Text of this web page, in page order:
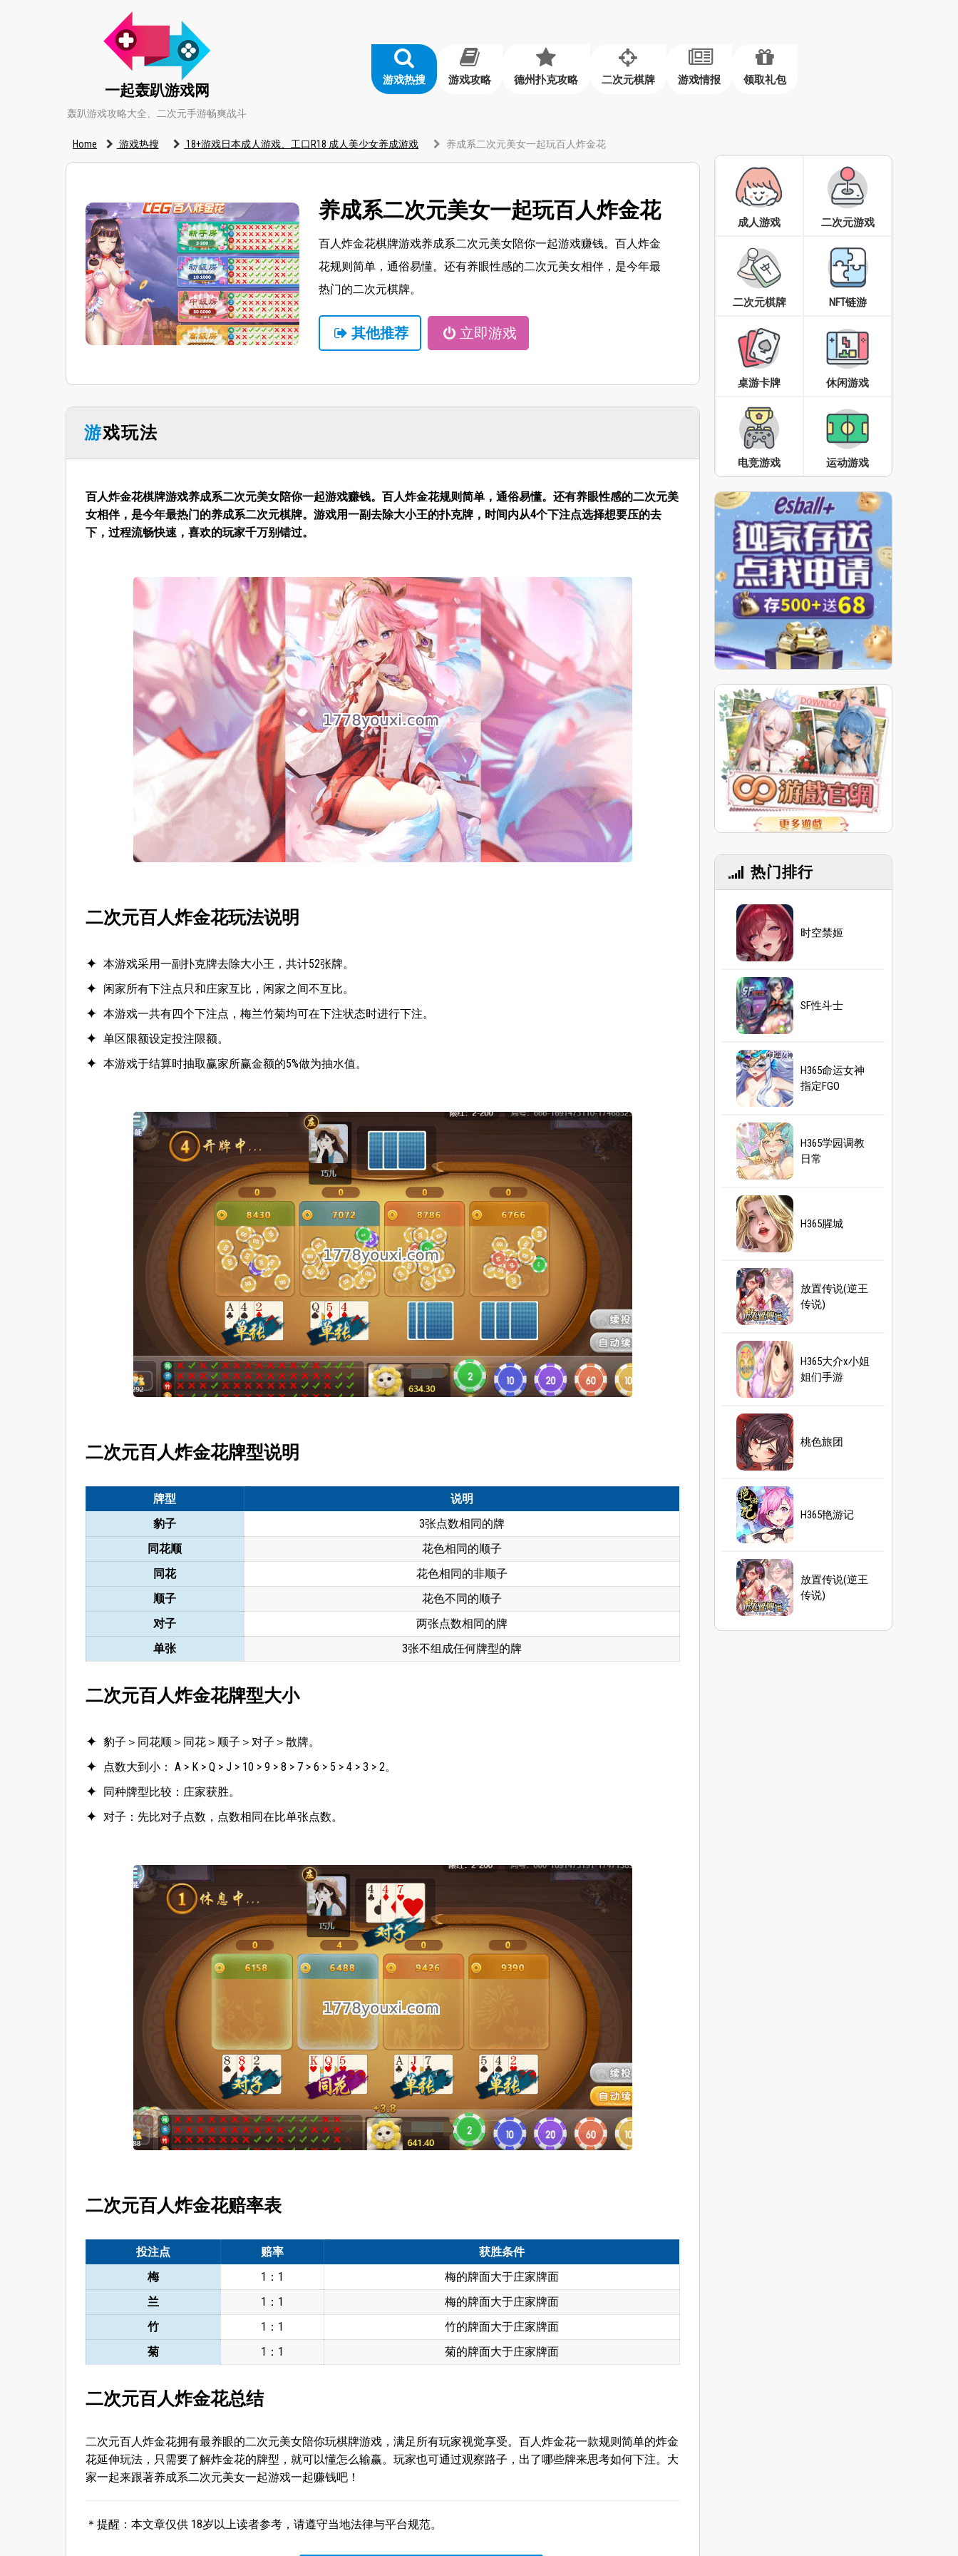
一起轰趴游戏网
轰趴游戏攻略大全、二次元手游畅爽战斗
游戏热搜 游戏攻略 德州扑克攻略 二次元棋牌 游戏情报 领取礼包
Home 游戏热搜 18+游戏日本成人游戏、工口R18 成人美少女养成游戏 养成系二次元美女一起玩百人炸金花
养成系二次元美女一起玩百人炸金花
百人炸金花棋牌游戏养成系二次元美女陪你一起游戏赚钱。百人炸金
花规则简单，通俗易懂。还有养眼性感的二次元美女相伴，是今年最
热门的二次元棋牌。
其他推荐 立即游戏
游戏玩法
百人炸金花棋牌游戏养成系二次元美女陪你一起游戏赚钱。百人炸金花规则简单，通俗易懂。还有养眼性感的二次元美
女相伴，是今年最热门的养成系二次元棋牌。游戏用一副去除大小王的扑克牌，时间内从4个下注点选择想要压的去
下，过程流畅快速，喜欢的玩家千万别错过。
二次元百人炸金花玩法说明
本游戏采用一副扑克牌去除大小王，共计52张牌。
闲家所有下注点只和庄家互比，闲家之间不互比。
本游戏一共有四个下注点，梅兰竹菊均可在下注状态时进行下注。
单区限额设定投注限额。
本游戏于结算时抽取赢家所赢金额的5%做为抽水值。
二次元百人炸金花牌型说明
牌型
说明
豹子
3张点数相同的牌
同花顺
花色相同的顺子
同花
花色相同的非顺子
顺子
花色不同的顺子
对子
两张点数相同的牌
单张
3张不组成任何牌型的牌
二次元百人炸金花牌型大小
豹子＞同花顺＞同花＞顺子＞对子＞散牌。
点数大到小： A > K > Q > J > 10 > 9 > 8 > 7 > 6 > 5 > 4 > 3 > 2。
同种牌型比较：庄家获胜。
对子：先比对子点数，点数相同在比单张点数。
二次元百人炸金花赔率表
投注点 赔率
获胜条件
梅
1：1
梅的牌面大于庄家牌面
兰
1：1
梅的牌面大于庄家牌面
竹
1：1
竹的牌面大于庄家牌面
菊
1：1 菊的牌面大于庄家牌面
二次元百人炸金花总结
二次元百人炸金花拥有最养眼的二次元美女陪你玩棋牌游戏，满足所有玩家视觉享受。百人炸金花一款规则简单的炸金
花延伸玩法，只需要了解炸金花的牌型，就可以懂怎么输赢。玩家也可通过观察路子，出了哪些牌来思考如何下注。大
家一起来跟著养成系二次元美女一起游戏一起赚钱吧！
＊提醒：本文章仅供 18岁以上读者参考，请遵守当地法律与平台规范。
成人游戏 二次元游戏
二次元棋牌 NFT链游
桌游卡牌 休闲游戏
电竞游戏 运动游戏
热门排行
时空禁姬
SF性斗士
H365命运女神
指定FGO
H365学园调教
日常
H365腥城
放置传说(逆王
传说)
H365大介x小姐
姐们手游
桃色旅团
H365艳游记
放置传说(逆王
传说)